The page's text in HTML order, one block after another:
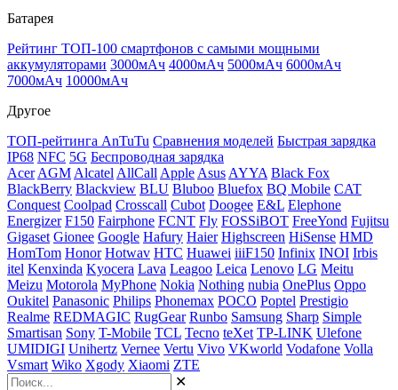
Батарея
Рейтинг ТОП-100 смартфонов с самыми мощными
аккумуляторами 3000мАч 4000мАч 5000мАч 6000мАч
7000мАч 10000мАч
Другое
ТОП-рейтинга AnTuTu Сравнения моделей Быстрая зарядка
IP68 NFC 5G Беспроводная зарядка
Acer AGM Alcatel AllCall Apple Asus AYYA Black Fox
BlackBerry Blackview BLU Bluboo Bluefox BQ Mobile CAT
Conquest Coolpad Crosscall Cubot Doogee E&L Elephone
Energizer F150 Fairphone FCNT Fly FOSSiBOT FreeYond Fujitsu
Gigaset Gionee Google Hafury Haier Highscreen HiSense HMD
HomTom Honor Hotwav HTC Huawei iiiF150 Infinix INOI Irbis
itel Kenxinda Kyocera Lava Leagoo Leica Lenovo LG Meitu
Meizu Motorola MyPhone Nokia Nothing nubia OnePlus Oppo
Oukitel Panasonic Philips Phonemax POCO Poptel Prestigio
Realme REDMAGIC RugGear Runbo Samsung Sharp Simple
Smartisan Sony T-Mobile TCL Tecno teXet TP-LINK Ulefone
UMIDIGI Unihertz Vernee Vertu Vivo VKworld Vodafone Volla
Vsmart Wiko Xgody Xiaomi ZTE
✕